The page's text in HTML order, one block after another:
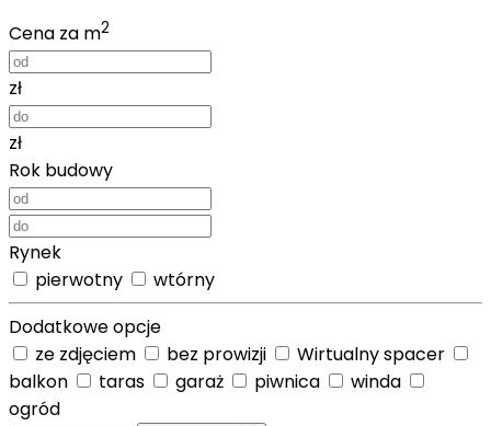
Cena za m2
zł
zł
Rok budowy
Rynek
pierwotny
wtórny
Dodatkowe opcje
ze zdjęciem
bez prowizji
Wirtualny spacer
balkon
taras garaż piwnica
winda
ogród